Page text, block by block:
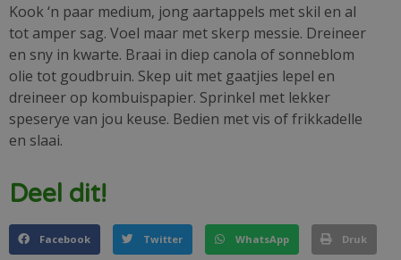
Kook ‘n paar medium, jong aartappels met skil en al
tot amper sag. Voel maar met skerp messie. Dreineer
en sny in kwarte. Braai in diep canola of sonneblom
olie tot goudbruin. Skep uit met gaatjies lepel en
dreineer op kombuispapier. Sprinkel met lekker
speserye van jou keuse. Bedien met vis of frikkadelle
en slaai.
Deel dit!
Facebook Twitter WhatsApp Druk